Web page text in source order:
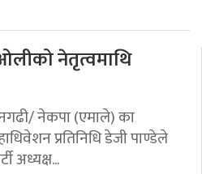
नेतृत्वमाथि
नेकपा (एमाले) का
प्रतिनिधि डेजी पाण्डेले
अध्यक्ष...